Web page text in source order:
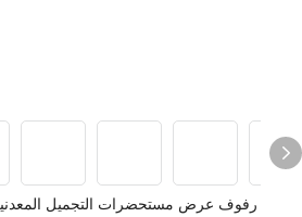
رفوف عرض مستحضرات التجميل